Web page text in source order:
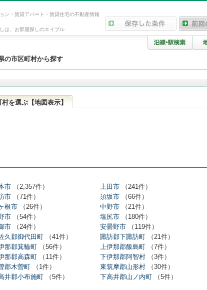
ン・賃貸アパート・賃貸住宅の不動産情報
は、お部屋探しのエイブル
の市区町村から探す
を選ぶ【地図表示】
市 （2,357件） 上田市 （241件）
市 （71件） 須坂市 （66件）
根市 （26件） 中野市 （21件）
市 （54件） 塩尻市 （180件）
市 （24件） 安曇野市 （119件）
久郡御代田町 （41件） 諏訪郡下諏訪町 （21件）
那郡箕輪町 （56件） 上伊那郡飯島町 （7件）
那郡高森町 （11件） 下伊那郡阿智村 （3件）
郡木曽町 （1件） 東筑摩郡山形村 （30件）
井郡小布施町 （5件） 下高井郡山ノ内町 （5件）